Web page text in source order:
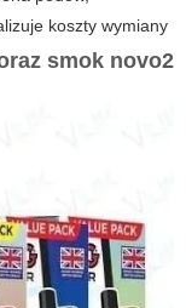
koszty wymiany
smok novo2